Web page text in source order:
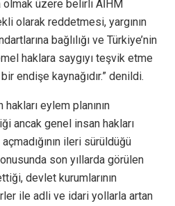
olmak üzere belirli AİHM
olarak reddetmesi, yargının
bağlılığı ve Türkiye’nin
haklara saygıyı teşvik etme
endişe kaynağıdır.” denildi.
eylem planının
ancak genel insan hakları
ileri sürüldüğü
son yıllarda görülen
devlet kurumlarının
ile adli ve idari yollarla artan